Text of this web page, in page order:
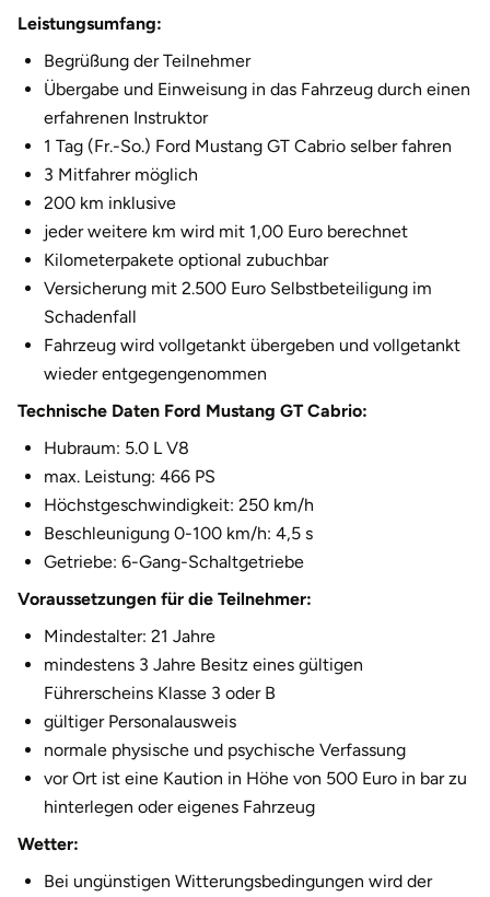
Leistungsumfang:
Begrüßung der Teilnehmer
Übergabe und Einweisung in das Fahrzeug durch einen
erfahrenen Instruktor
1 Tag (Fr.-So.) Ford Mustang GT Cabrio selber fahren
3 Mitfahrer möglich
200 km inklusive
jeder weitere km wird mit 1,00 Euro berechnet
Kilometerpakete optional zubuchbar
Versicherung mit 2.500 Euro Selbstbeteiligung im
Schadenfall
Fahrzeug wird vollgetankt übergeben und vollgetankt
wieder entgegengenommen
Technische Daten Ford Mustang GT Cabrio:
Hubraum: 5.0 L V8
max. Leistung: 466 PS
Höchstgeschwindigkeit: 250 km/h
Beschleunigung 0-100 km/h: 4,5 s
Getriebe: 6-Gang-Schaltgetriebe
Voraussetzungen für die Teilnehmer:
Mindestalter: 21 Jahre
mindestens 3 Jahre Besitz eines gültigen
Führerscheins Klasse 3 oder B
gültiger Personalausweis
normale physische und psychische Verfassung
vor Ort ist eine Kaution in Höhe von 500 Euro in bar zu
hinterlegen oder eigenes Fahrzeug
Wetter:
Bei ungünstigen Witterungsbedingungen wird der
Gelnhausen
Gera
Gersfeld
Gotha
Göppingen
Görlitz
Hamburg
Hanau
Hannover
Heidenheim
Heilbronn
Heldburg